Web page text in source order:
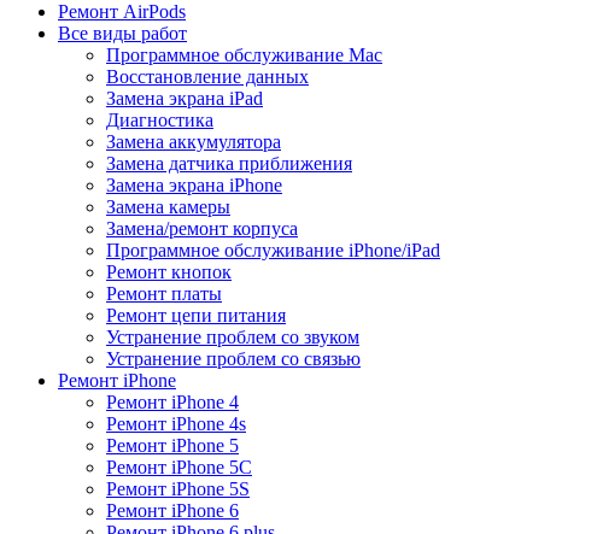
Ремонт AirPods
Все виды работ
Программное обслуживание Mac
Восстановление данных
Замена экрана iPad
Диагностика
Замена аккумулятора
Замена датчика приближения
Замена экрана iPhone
Замена камеры
Замена/ремонт корпуса
Программное обслуживание iPhone/iPad
Ремонт кнопок
Ремонт платы
Ремонт цепи питания
Устранение проблем со звуком
Устранение проблем со связью
Ремонт iPhone
Ремонт iPhone 4
Ремонт iPhone 4s
Ремонт iPhone 5
Ремонт iPhone 5C
Ремонт iPhone 5S
Ремонт iPhone 6